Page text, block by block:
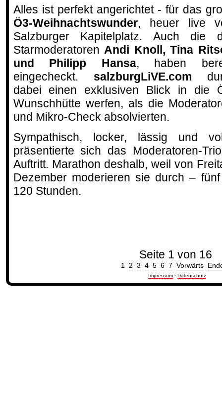
Alles ist perfekt angerichtet - für das
Ö3-Weihnachtswunder, heuer live
Salzburger Kapitelplatz. Auch die
Starmoderatoren Andi Knoll, Tina
und Philipp Hansa, haben
eingecheckt. salzburgLiVE.com
dabei einen exklusiven Blick in die
Wunschhütte werfen, als die
und Mikro-Check absolvierten.
Sympathisch, locker, lässig und
präsentierte sich das Moderatoren-
Auftritt. Marathon deshalb, weil von
Dezember moderieren sie durch –
120 Stunden.
Seite 1 von 16
1 2 3 4 5 6 7 Vorwärts
Impressum · Datenschutz